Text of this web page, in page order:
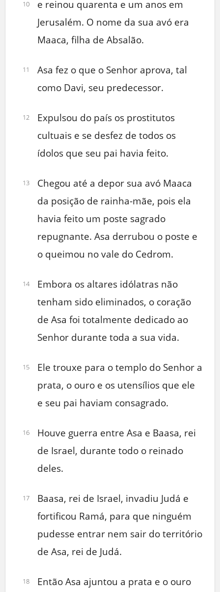
10
e reinou quarenta e um anos em
Jerusalém. O nome da sua avó era
Maaca, filha de Absalão.
11
Asa fez o que o Senhor aprova, tal
como Davi, seu predecessor.
12
Expulsou do país os prostitutos
cultuais e se desfez de todos os
ídolos que seu pai havia feito.
13
Chegou até a depor sua avó Maaca
da posição de rainha-mãe, pois ela
havia feito um poste sagrado
repugnante. Asa derrubou o poste e
o queimou no vale do Cedrom.
14
Embora os altares idólatras não
tenham sido eliminados, o coração
de Asa foi totalmente dedicado ao
Senhor durante toda a sua vida.
15
Ele trouxe para o templo do Senhor a
prata, o ouro e os utensílios que ele
e seu pai haviam consagrado.
16
Houve guerra entre Asa e Baasa, rei
de Israel, durante todo o reinado
deles.
17
Baasa, rei de Israel, invadiu Judá e
fortificou Ramá, para que ninguém
pudesse entrar nem sair do território
de Asa, rei de Judá.
18
Então Asa ajuntou a prata e o ouro